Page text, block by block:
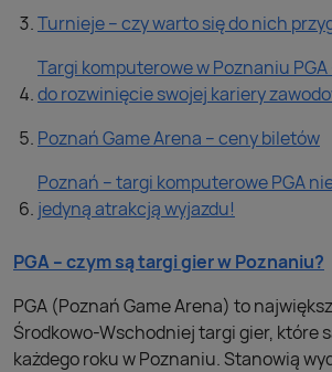
Turnieje – czy warto się do nich
Targi komputerowe w Poznaniu
do rozwinięcie swojej kariery
Poznań Game Arena – ceny biletów
Poznań – targi komputerowe PGA
jedyną atrakcją wyjazdu!
PGA – czym są targi gier w Poznaniu?
PGA (Poznań Game Arena) to
Środkowo-Wschodniej targi gier, które
każdego roku w Poznaniu. Stanowią